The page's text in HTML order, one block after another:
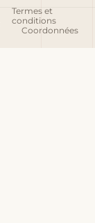
Termes et
conditions
Coordonnées